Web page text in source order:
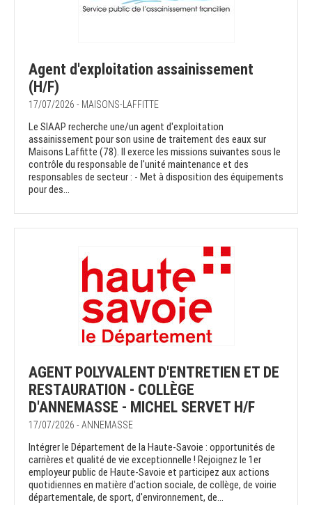
Agent d'exploitation assainissement
(H/F)
17/07/2026 - MAISONS-LAFFITTE
Le SIAAP recherche une/un agent d'exploitation
assainissement pour son usine de traitement des eaux sur
Maisons Laffitte (78). Il exerce les missions suivantes sous le
contrôle du responsable de l'unité maintenance et des
responsables de secteur : - Met à disposition des équipements
pour des...
AGENT POLYVALENT D'ENTRETIEN ET DE
RESTAURATION - COLLÈGE
D'ANNEMASSE - MICHEL SERVET H/F
17/07/2026 - ANNEMASSE
Intégrer le Département de la Haute-Savoie : opportunités de
carrières et qualité de vie exceptionnelle ! Rejoignez le 1er
employeur public de Haute-Savoie et participez aux actions
quotidiennes en matière d'action sociale, de collège, de voirie
départementale, de sport, d'environnement, de...